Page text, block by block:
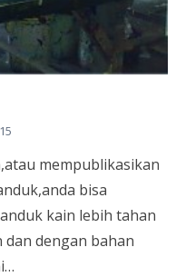
mempublikasikan
bisa
kain lebih tahan
dan dengan bahan